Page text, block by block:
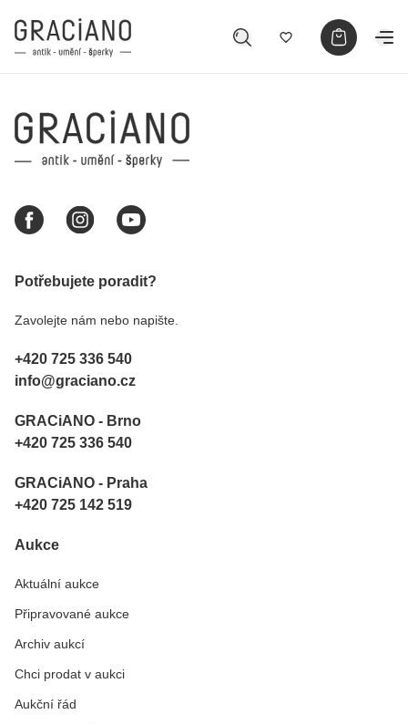
Potřebujete poradit?
Zavolejte nám nebo napište.
+420 725 336 540
info@graciano.cz
GRACiANO - Brno
+420 725 336 540
GRACiANO - Praha
+420 725 142 519
Aukce
Aktuální aukce
Připravované aukce
Archiv aukcí
Chci prodat v aukci
Aukční řád